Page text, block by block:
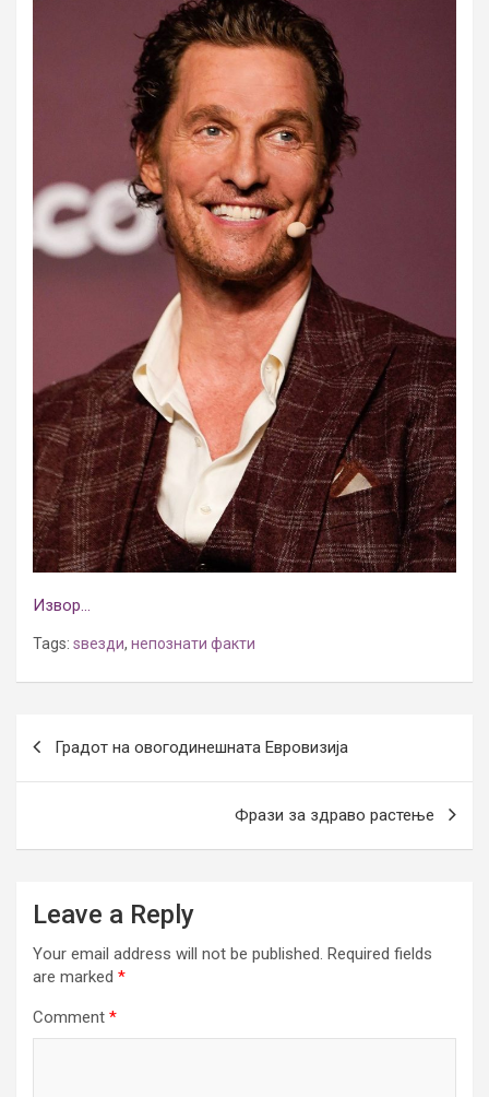
Извор…
Tags: ѕвезди, непознати факти
navigation
Градот на овогодинешната Евровизија
Фрази за здраво растење
Leave a Reply
Your email address will not be published. Required fields
are marked *
Comment *